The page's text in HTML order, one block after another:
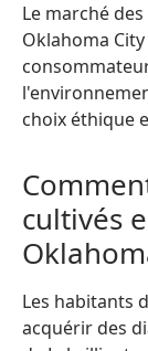
Le marché
Oklahoma
choix éthique
cultivés
Les habitants
acquérir des